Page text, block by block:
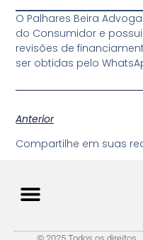
O Palhares Beira
do Consumidor e
revisões de
ser obtidas pelo
Anterior
Compartilhe em suas